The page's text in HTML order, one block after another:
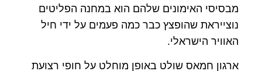
מבסיסי האימונים שלהם הוא במחנה הפליטים
נוצייראת שהופצץ כבר כמה פעמים על ידי חיל
האוויר הישראלי.
ארגון חמאס שולט באופן מוחלט על חופי רצועת